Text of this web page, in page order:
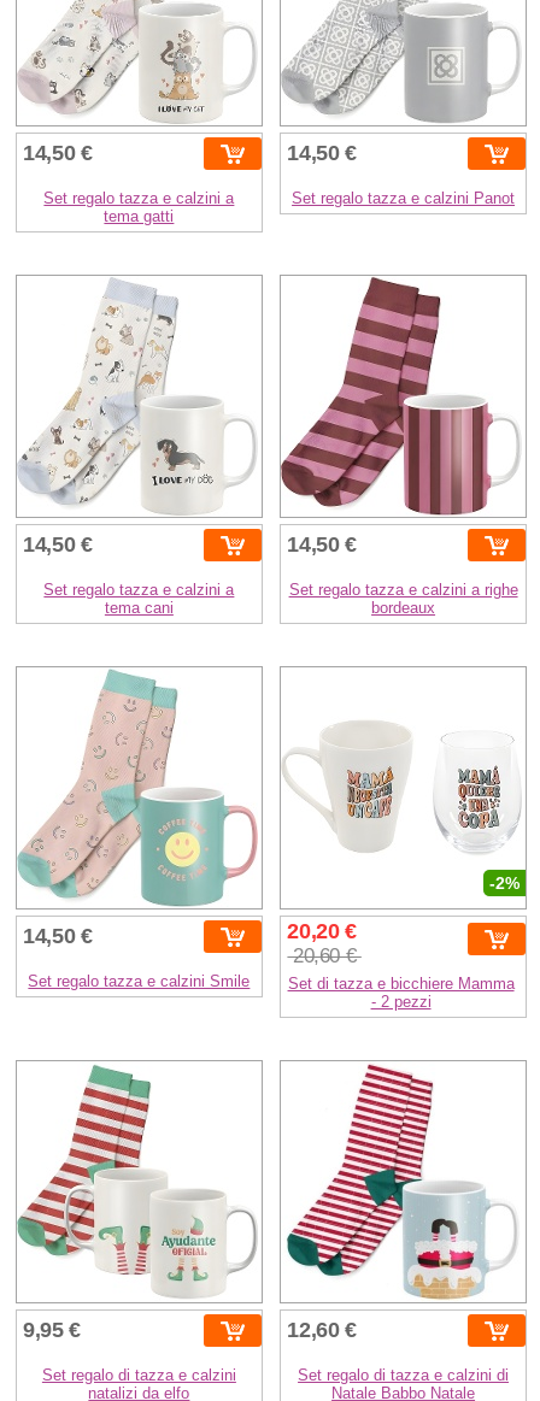
14,50 €
Set regalo tazza e calzini a
tema gatti
14,50 €
Set regalo tazza e calzini Panot
14,50 €
Set regalo tazza e calzini a
tema cani
14,50 €
Set regalo tazza e calzini a righe
bordeaux
14,50 €
Set regalo tazza e calzini Smile
-2%
20,20 €
20,60 €
Set di tazza e bicchiere Mamma
- 2 pezzi
9,95 €
Set regalo di tazza e calzini
natalizi da elfo
12,60 €
Set regalo di tazza e calzini di
Natale Babbo Natale